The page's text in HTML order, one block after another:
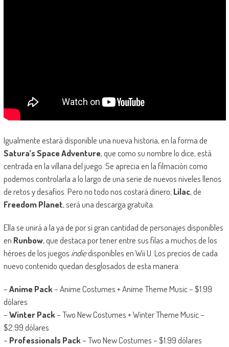
Igualmente estará disponible una nueva historia, en la forma de
Satura’s Space Adventure, que como su nombre lo dice, está
centrada en la villana del juego. Se aprecia en la filmación como
podemos controlarla a lo largo de una serie de nuevos niveles llenos
de retos y desafíos. Pero no todo nos costará dinero; Lilac, de
Freedom Planet, será una descarga gratuita.
Ella se unirá a la ya de por sí gran cantidad de personajes disponibles
en Runbow, que destaca por tener entre sus filas a muchos de los
héroes de los juegos indiedisponibles en Wii U. Los precios de cada
nuevo contenido quedan desglosados de esta manera:
–Anime Pack– Anime Costumes + Anime Theme Music – $1.99
dólares
–Winter Pack– Two New Costumes + Winter Theme Music –
$2.99 dólares
– Professionals Pack– Two New Costumes – $1.99 dólares